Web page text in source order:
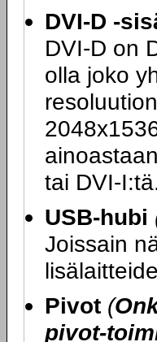
DVI-D -
DVI-D on
olla joko
tai DVI-
USB-hubi
Joissain
Pivot (
pivot-